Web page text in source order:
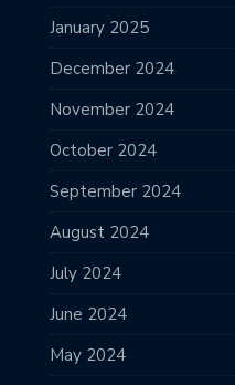
January 2025
December 2024
November 2024
October 2024
September 2024
August 2024
July 2024
June 2024
May 2024